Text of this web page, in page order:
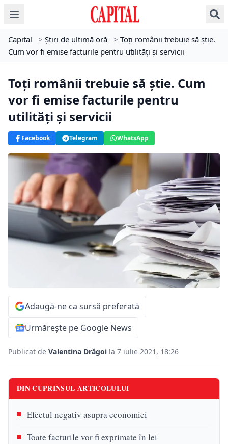
Capital > Știri de ultimă oră > Toți românii trebuie să știe.
Cum vor fi emise facturile pentru utilități și servicii
Toți românii trebuie să știe. Cum
vor fi emise facturile pentru
utilități și servicii
Facebook Telegram WhatsApp
Adaugă-ne ca sursă preferată
Urmărește pe Google News
Publicat de Valentina Drăgoi la 7 iulie 2021, 18:26
DIN CUPRINSUL ARTICOLULUI
Efectul negativ asupra economiei
Toate facturile vor fi exprimate în lei